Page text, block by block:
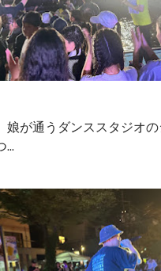
娘が通うダンススタジオ
...